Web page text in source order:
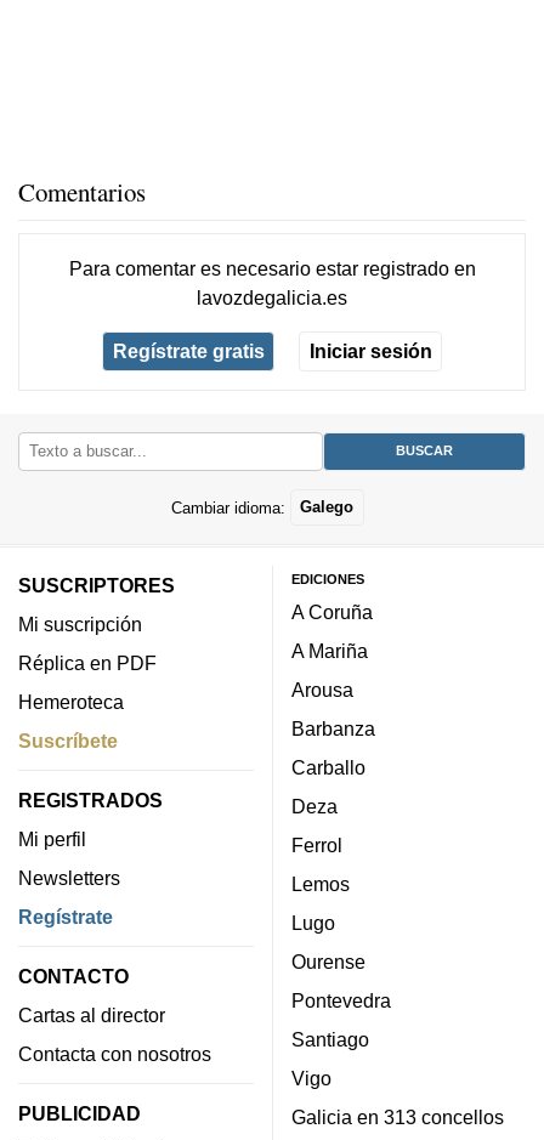
Comentarios
Para comentar es necesario estar registradoen
lavozdegalicia.es
Regístrate gratis Iniciar sesión
Cambiar idioma: Galego
SUSCRIPTORES
Mi suscripción
Réplica en PDF
Hemeroteca
Suscríbete
REGISTRADOS
Mi perfil
Newsletters
Regístrate
CONTACTO
Cartas al director
Contacta con nosotros
PUBLICIDAD
EDICIONES
A Coruña
A Mariña
Arousa
Barbanza
Carballo
Deza
Ferrol
Lemos
Lugo
Ourense
Pontevedra
Santiago
Vigo
Galicia en 313 concellos